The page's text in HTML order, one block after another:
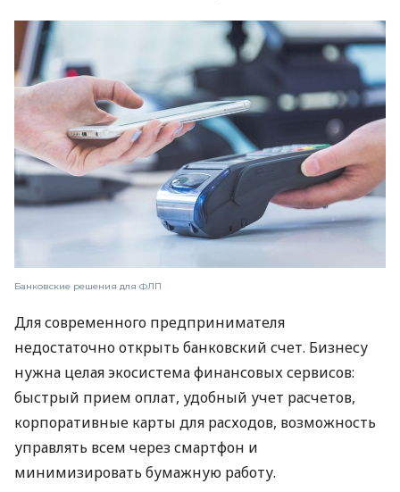
Банковские решения для ФЛП
Для современного предпринимателя
недостаточно открыть банковский счет. Бизнесу
нужна целая экосистема финансовых сервисов:
быстрый прием оплат, удобный учет расчетов,
корпоративные карты для расходов, возможность
управлять всем через смартфон и
минимизировать бумажную работу.